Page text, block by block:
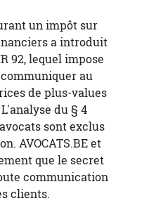
un impôt sur
a introduit
92, lequel impose
au
de plus-values
du § 4
sont exclus
AVOCATS.BE et
que le secret
communication
clients.